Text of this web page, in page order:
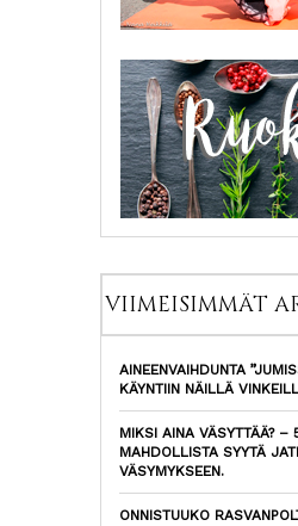
VIIMEISIMMÄT
AINEENVAIHDUNTA
KÄYNTIIN NÄILLÄ
MIKSI AINA VÄSYTTÄÄ? –
MAHDOLLISTA SYYTÄ
VÄSYMYKSEEN.
ONNISTUUKO